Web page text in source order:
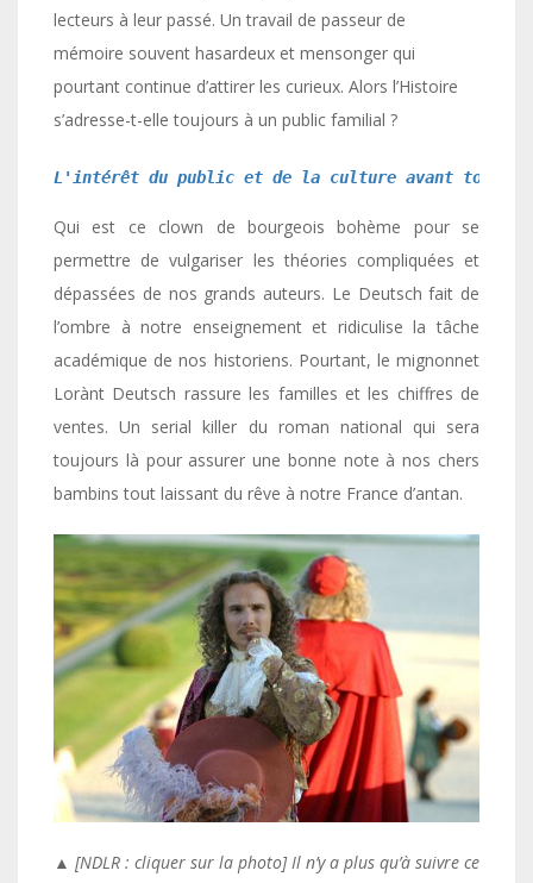
lecteurs à leur passé. Un travail de passeur de
mémoire souvent hasardeux et mensonger qui
pourtant continue d’attirer les curieux. Alors l’Histoire
s’adresse-t-elle toujours à un public familial ?
L'intérêt du public et de la culture avant tout !
Qui est ce clown de bourgeois bohème pour se
permettre de vulgariser les théories compliquées et
dépassées de nos grands auteurs. Le Deutsch fait de
l’ombre à notre enseignement et ridiculise la tâche
académique de nos historiens. Pourtant, le mignonnet
Lorànt Deutsch rassure les familles et les chiffres de
ventes. Un serial killer du roman national qui sera
toujours là pour assurer une bonne note à nos chers
bambins tout laissant du rêve à notre France d’antan.
▲ [NDLR : cliquer sur la photo] Il n’y a plus qu’à suivre ce